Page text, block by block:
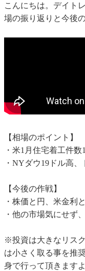
こんにちは。デイト
場の振り返りと今後
【相場のポイント】
・米1月住宅着工件数
・NYダウ19ドル高、
【今後の作戦】
・株価と円、米金利
・他の市場気にせず
※投資は大きなリス
は小さく取る事を推
身で行って頂きます